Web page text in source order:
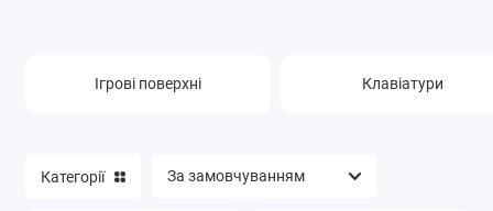
Мережеве обладнання
Комплектуючі для ноутбуків
Ігрові поверхні Клавіатури
Категорії